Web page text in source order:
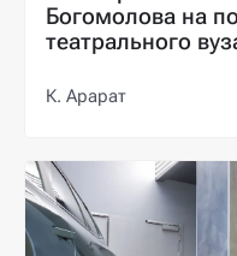
Богомолова на
театрального
К. Арарат